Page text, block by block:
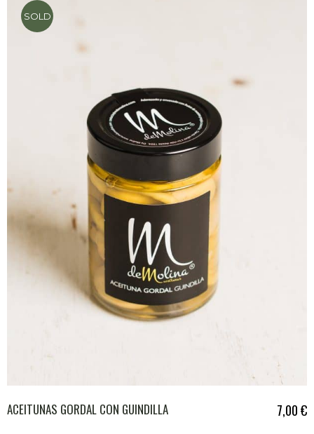
SOLD
ACEITUNAS GORDAL CON GUINDILLA 7,00€